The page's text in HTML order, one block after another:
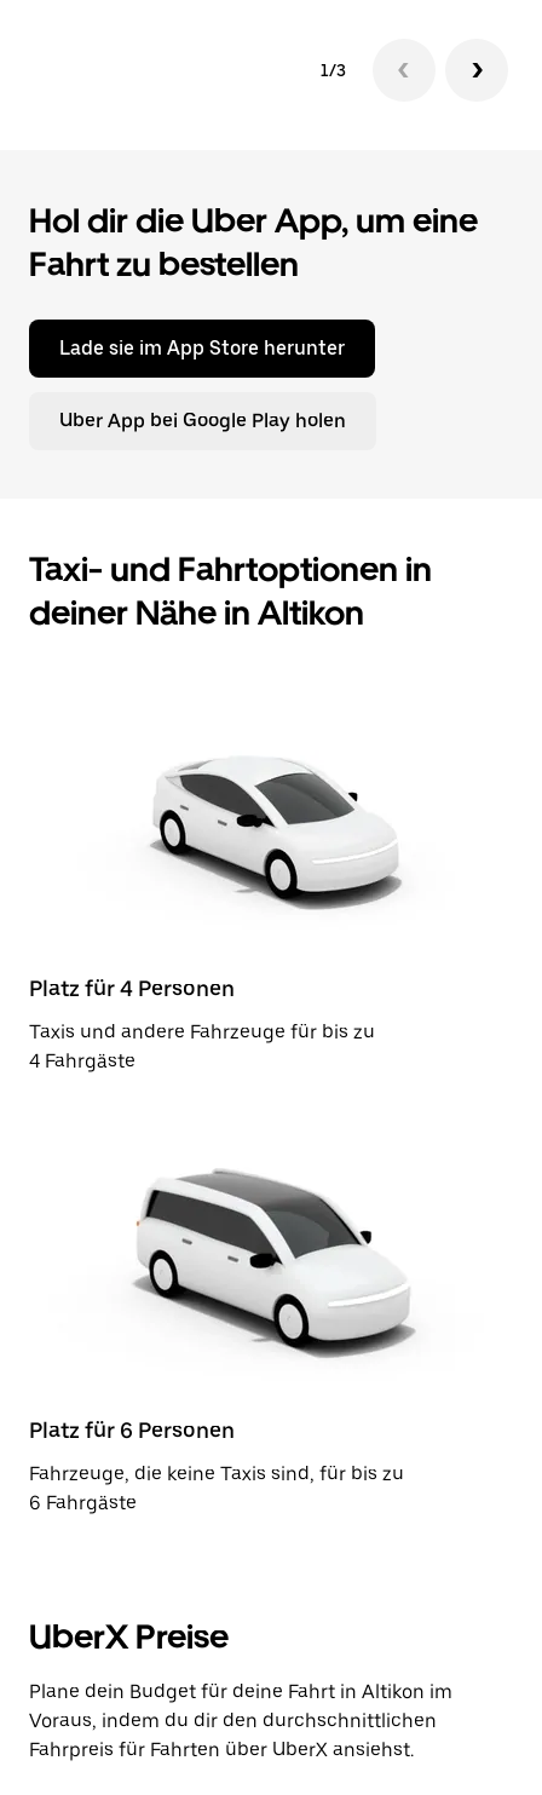
1/3
Hol dir die Uber App, um eine
Fahrt zu bestellen
Lade sie im App Store herunter
Uber App bei Google Play holen
Taxi- und Fahrtoptionen in
deiner Nähe in Altikon
Platz für 4 Personen
Taxis und andere Fahrzeuge für bis zu
4 Fahrgäste
Platz für 6 Personen
Fahrzeuge, die keine Taxis sind, für bis zu
6 Fahrgäste
UberX Preise
Plane dein Budget für deine Fahrt in Altikon im
Voraus, indem du dir den durchschnittlichen
Fahrpreis für Fahrten über UberX ansiehst.